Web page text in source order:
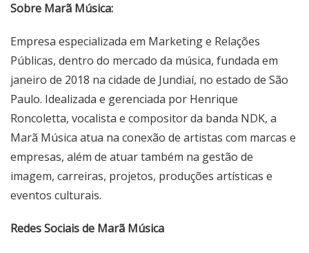
Sobre Marã Música:
Empresa especializada em Marketing e Relações
Públicas, dentro do mercado da música, fundada em
janeiro de 2018 na cidade de Jundiaí, no estado de São
Paulo. Idealizada e gerenciada por Henrique
Roncoletta, vocalista e compositor da banda NDK, a
Marã Música atua na conexão de artistas com marcas e
empresas, além de atuar também na gestão de
imagem, carreiras, projetos, produções artísticas e
eventos culturais.
Redes Sociais de Marã Música